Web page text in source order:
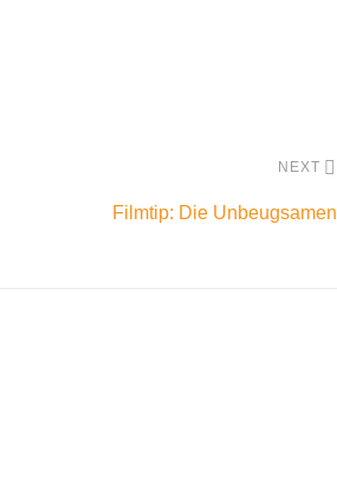
NEXT
Filmtip: Die Unbeugsamen